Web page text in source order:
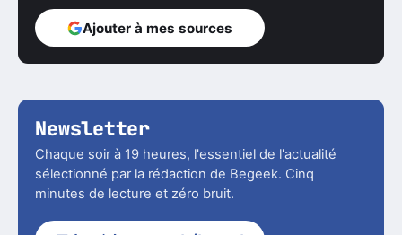
Ajouter à mes sources
Newsletter
Chaque soir à 19 heures, l'essentiel de l'actualité
sélectionné par la rédaction de Begeek. Cinq
minutes de lecture et zéro bruit.